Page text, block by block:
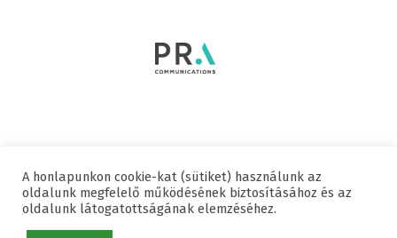
© 2020 SWISSCHAM | MINDEN JOG FENNTARTVA
Hasznos linkek
Adatvédelmi nyilatkozat
A honlapunkon cookie-kat (sütiket) használunk az
oldalunk megfelelő működésének biztosításához és az
oldalunk látogatottságának elemzéséhez.